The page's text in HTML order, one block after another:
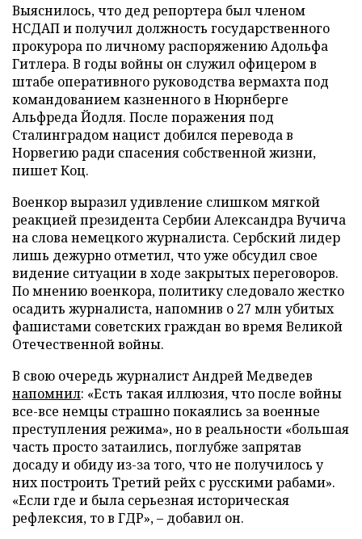
Выяснилось, что дед репортера был членом
НСДАП и получил должность государственного
прокурора по личному распоряжению Адольфа
Гитлера. В годы войны он служил офицером в
штабе оперативного руководства вермахта под
командованием казненного в Нюрнберге
Альфреда Йодля. После поражения под
Сталинградом нацист добился перевода в
Норвегию ради спасения собственной жизни,
пишет Коц.
Военкор выразил удивление слишком мягкой
реакцией президента Сербии Александра Вучича
на слова немецкого журналиста. Сербский лидер
лишь дежурно отметил, что уже обсудил свое
видение ситуации в ходе закрытых переговоров.
По мнению военкора, политику следовало жестко
осадить журналиста, напомнив о 27 млн убитых
фашистами советских граждан во время Великой
Отечественной войны.
В свою очередь журналист Андрей Медведев
напомнил: «Есть такая иллюзия, что после войны
все-все немцы страшно покаялись за военные
преступления режима», но в реальности «большая
часть просто затаились, поглубже запрятав
досаду и обиду из-за того, что не получилось у
них построить Третий рейх с русскими рабами».
«Если где и была серьезная историческая
рефлексия, то в ГДР», – добавил он.